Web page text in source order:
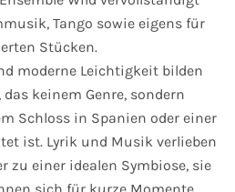
Tango sowie eigens für
Stücken.
moderne Leichtigkeit bilden
keinem Genre, sondern
Schloss in Spanien oder einer
ist. Lyrik und Musik verlieben
zu einer idealen Symbiose, sie
sich für kurze Momente